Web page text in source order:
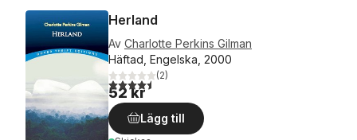
Herland
Av Charlotte Perkins Gilman
Häftad, Engelska, 2000
4,5utav 5 stjärnor. Totalt antal röster:
(2)
52 kr
Lägg till